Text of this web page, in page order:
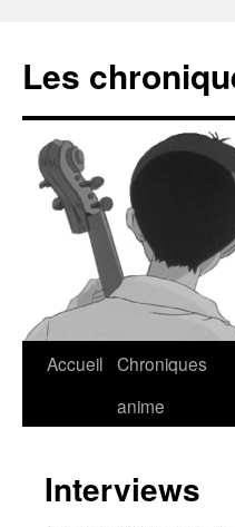
Les
Accueil Chroniques
anime
Interviews